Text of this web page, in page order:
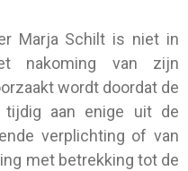
Marja Schilt is niet in
nakoming van zijn
wordt doordat de
aan enige uit de
verplichting of van
met betrekking tot de